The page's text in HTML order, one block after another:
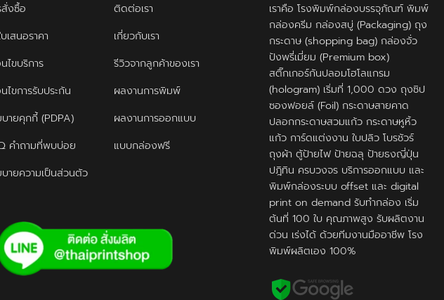
สั่งซื้อ
ติดต่อเรา
เสนอราคา
เกี่ยวกับเรา
ไขบริการ
รีวิวจากลูกค้าของเรา
ไขการรับประกัน
ผลงานการพิมพ์
บายคุกกี้ (PDPA)
ผลงานการออกแบบ
คำถามที่พบบ่อย
แบบกล่องฟรี
บายความเป็นส่วนตัว
เราคือ โรงพิมพ์กล่องบรรจุภัณฑ์ พิมพ์
กล่องครีม กล่องสบู่ (Packaging) ถุง
กระดาษ (shopping bag) กล่องจั่ว
ปังพรี่เมี่ยม (Premium box)
สติ๊กเกอร์กันปลอมโฮโลแกรม
(hologram) เริ่มที่ 1,000 ดวง ถุงซิป
ซองฟอยล์ (Foil) กระดาษสายคาด
ปลอกกระดาษสวมแก้ว กระดาษหูหิ้ว
แก้ว การ์ดแต่งงาน ใบปลิว โบรชัวร์
ถุงผ้า ตู้ป้ายไฟ ป้ายฉลุ ป้ายธงญี่ปุ่น
ปฎิทิน ครบวงจร บริการออกแบบ และ
พิมพ์กล่องระบบ offset และ digital
print on demand รับทำกล่อง เริ่ม
ต้นที่ 100 ใบ คุณภาพสูง รับผลิตงาน
ด่วน เร่งได้ ด้วยทีมงานมืออาชีพ โรง
พิมพ์ผลิตเอง 100%